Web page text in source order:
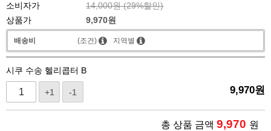
소비자가 14,000원 (29%할인)
상품가
9,970원
배송비 (조건) 지역별
시쿠 수송 헬리콥터 B
+1 -1 9,970원
총 상품 금액 9,970 원